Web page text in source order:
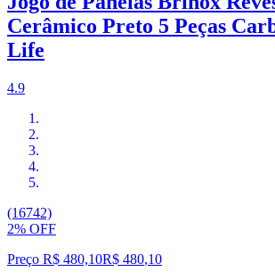
Cerâmico Preto 5 Peças
Life
4.9
(16742)
2% OFF
Preço R$ 480,10R$ 480,10